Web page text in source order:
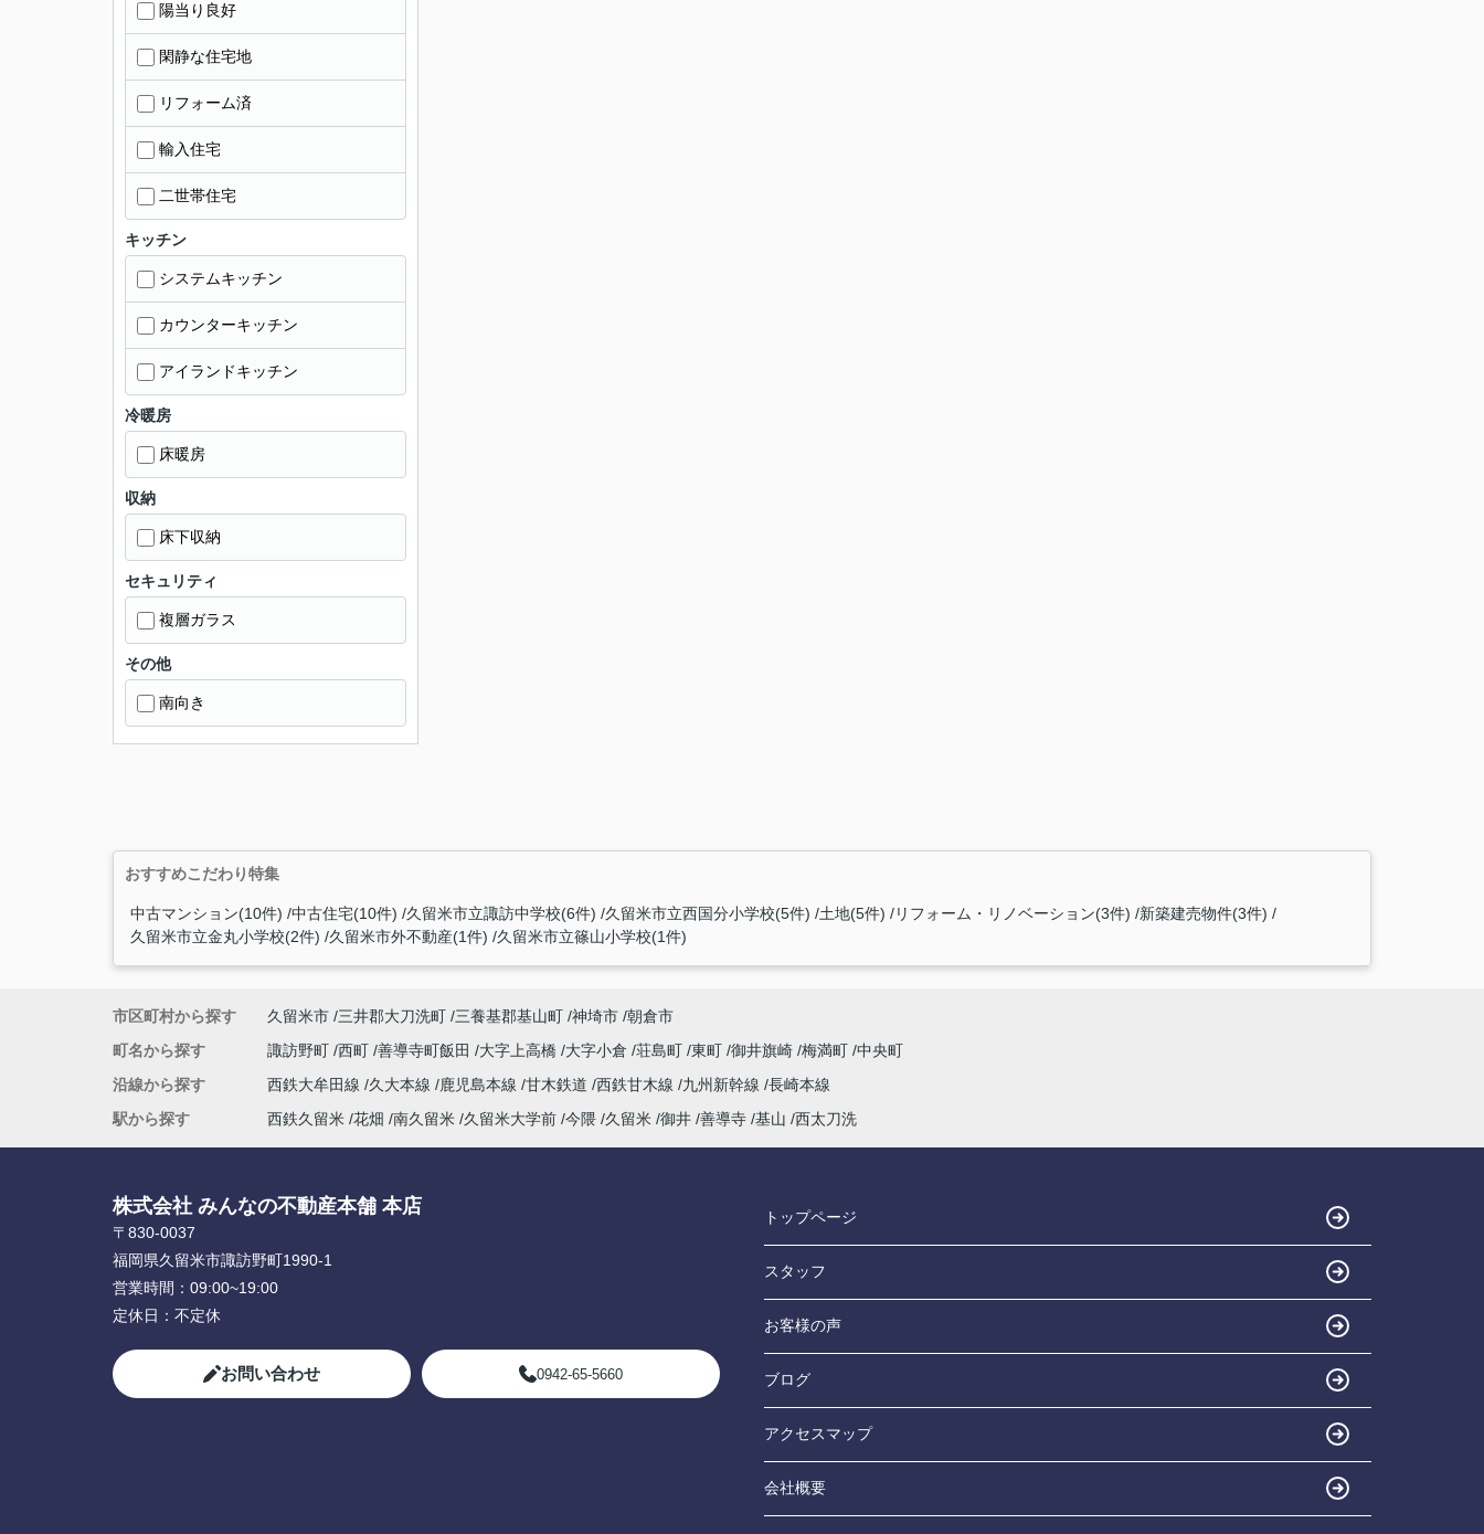
陽当り良好
閑静な住宅地
リフォーム済
輸入住宅
二世帯住宅
キッチン
システムキッチン
カウンターキッチン
アイランドキッチン
冷暖房
床暖房
収納
床下収納
セキュリティ
複層ガラス
その他
南向き
おすすめこだわり特集
中古マンション(10件) 中古住宅(10件) 久留米市立諏訪中学校(6件) 久留米市立西国分小学校(5件) 土地(5件) リフォーム・リノベーション(3件)
新築建売物件(3件)
久留米市立金丸小学校(2件)
久留米市外不動産(1件) 久留米市立篠山小学校(1件)
市区町村から探す 久留米市 三井郡大刀洗町 三養基郡基山町 神埼市 朝倉市
町名から探す
諏訪野町 西町 善導寺町飯田 大字上高橋 大字小倉 荘島町 東町 御井旗崎 梅満町 中央町
沿線から探す
西鉄大牟田線 久大本線 鹿児島本線 甘木鉄道 西鉄甘木線 九州新幹線 長崎本線
駅から探す
西鉄久留米 花畑 南久留米 久留米大学前 今隈 久留米 御井 善導寺 基山 西太刀洗
株式会社 みんなの不動産本舗 本店
〒830-0037
福岡県久留米市諏訪野町1990-1
営業時間： 09:00~19:00
定休日： 不定休
お問い合わせ 0942-65-5660
トップページ
スタッフ
お客様の声
ブログ
アクセスマップ
会社概要